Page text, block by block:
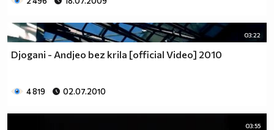
03:22
Djogani - Andjeo bez krila [official Video] 2010
4 819 02.07.2010
03:55